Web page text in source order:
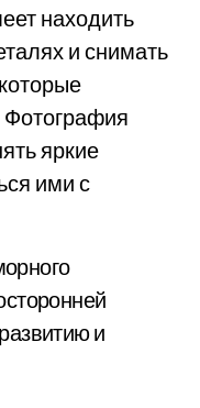
находить
и снимать
Фотография
яркие
ими с
и